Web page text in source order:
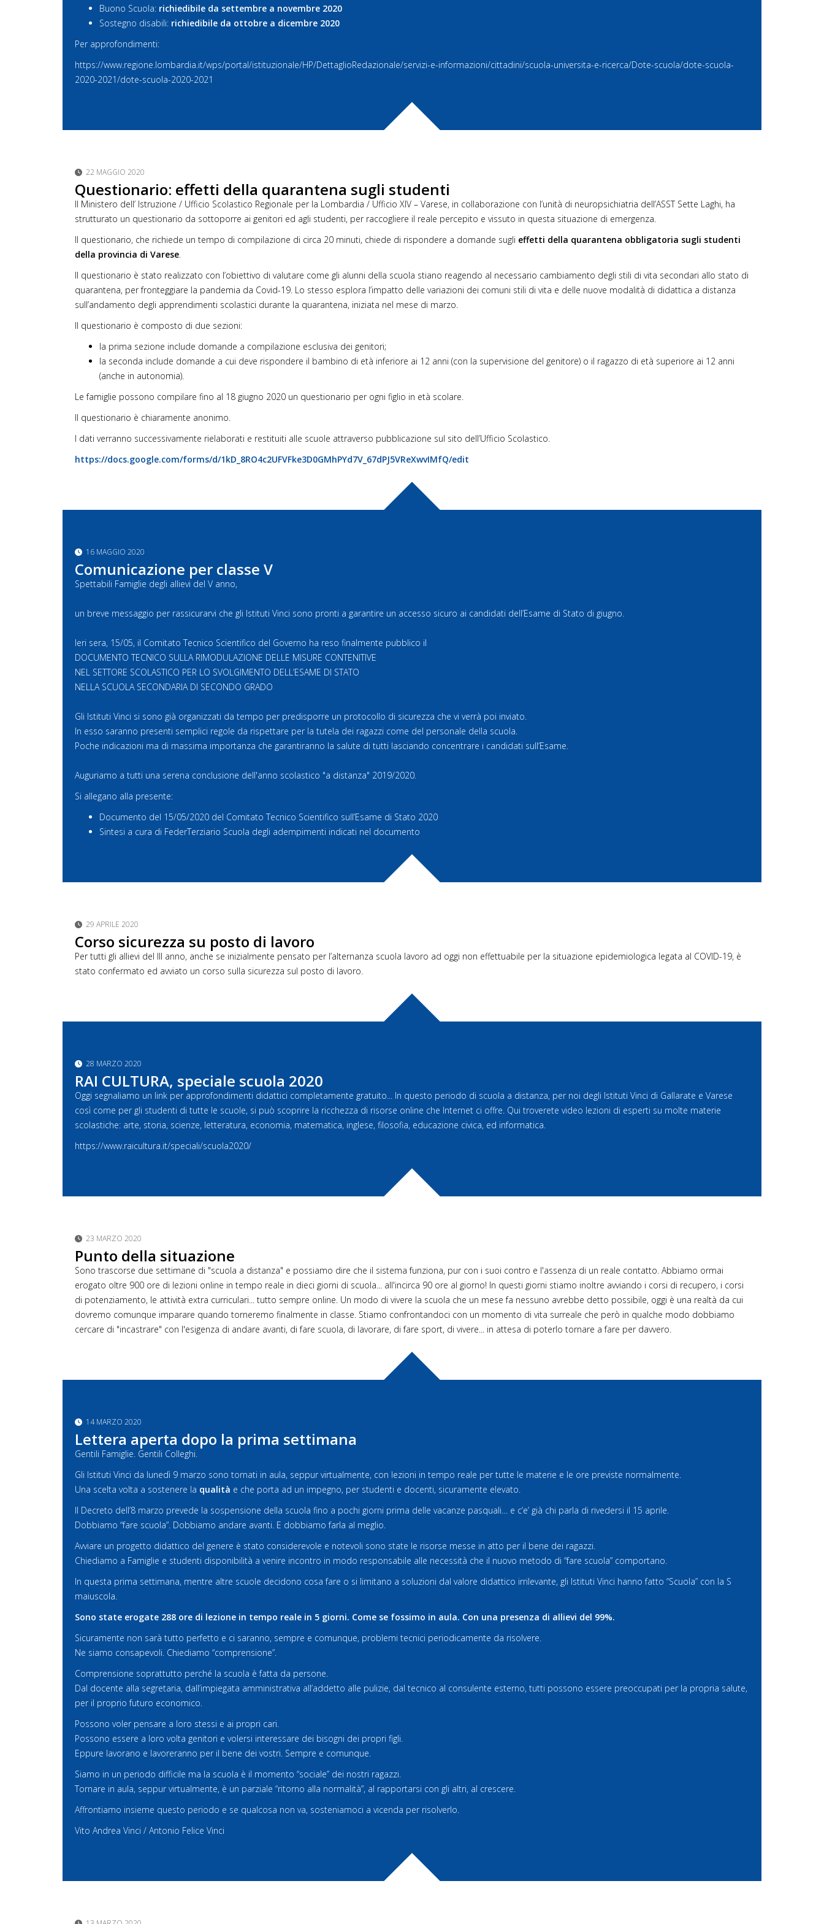
Buono Scuola: richiedibile da settembre a novembre 2020
Sostegno disabili: richiedibile da ottobre a dicembre 2020
Per approfondimenti:
https://www.regione.lombardia.it/wps/portal/istituzionale/HP/DettaglioRedazionale/servizi-e-informazioni/cittadini/scuola-universita-e-ricerca/Dote-scuola/dote-scuola-
2020-2021/dote-scuola-2020-2021
22 MAGGIO 2020
Questionario: effetti della quarantena sugli studenti
Il Ministero dell’ Istruzione / Ufficio Scolastico Regionale per la Lombardia / Ufficio XIV – Varese, in collaborazione con l’unità di neuropsichiatria dell’ASST Sette Laghi, ha
strutturato un questionario da sottoporre ai genitori ed agli studenti, per raccogliere il reale percepito e vissuto in questa situazione di emergenza.
Il questionario, che richiede un tempo di compilazione di circa 20 minuti, chiede di rispondere a domande sugli effetti della quarantena obbligatoria sugli studenti
della provincia di Varese.
Il questionario è stato realizzato con l’obiettivo di valutare come gli alunni della scuola stiano reagendo al necessario cambiamento degli stili di vita secondari allo stato di
quarantena, per fronteggiare la pandemia da Covid-19. Lo stesso esplora l’impatto delle variazioni dei comuni stili di vita e delle nuove modalità di didattica a distanza
sull’andamento degli apprendimenti scolastici durante la quarantena, iniziata nel mese di marzo.
Il questionario è composto di due sezioni:
la prima sezione include domande a compilazione esclusiva dei genitori;
la seconda include domande a cui deve rispondere il bambino di età inferiore ai 12 anni (con la supervisione del genitore) o il ragazzo di età superiore ai 12 anni
(anche in autonomia).
Le famiglie possono compilare fino al 18 giugno 2020 un questionario per ogni figlio in età scolare.
Il questionario è chiaramente anonimo.
I dati verranno successivamente rielaborati e restituiti alle scuole attraverso pubblicazione sul sito dell’Ufficio Scolastico.
https://docs.google.com/forms/d/1kD_8RO4c2UFVFke3D0GMhPYd7V_ 67dPJ5VReXwvIMfQ/edit
16 MAGGIO 2020
Comunicazione per classe V
Spettabili Famiglie degli allievi del V anno,
un breve messaggio per rassicurarvi che gli Istituti Vinci sono pronti a garantire un accesso sicuro ai candidati dell’Esame di Stato di giugno.
Ieri sera, 15/05, il Comitato Tecnico Scientifico del Governo ha reso finalmente pubblico il
DOCUMENTO TECNICO SULLA RIMODULAZIONE DELLE MISURE CONTENITIVE
NEL SETTORE SCOLASTICO PER LO SVOLGIMENTO DELL’ESAME DI STATO
NELLA SCUOLA SECONDARIA DI SECONDO GRADO
Gli Istituti Vinci si sono già organizzati da tempo per predisporre un protocollo di sicurezza che vi verrà poi inviato.
In esso saranno presenti semplici regole da rispettare per la tutela dei ragazzi come del personale della scuola.
Poche indicazioni ma di massima importanza che garantiranno la salute di tutti lasciando concentrare i candidati sull’Esame.
Auguriamo a tutti una serena conclusione dell'anno scolastico "a distanza" 2019/2020.
Si allegano alla presente:
Documento del 15/05/2020 del Comitato Tecnico Scientifico sull’Esame di Stato 2020
Sintesi a cura di FederTerziario Scuola degli adempimenti indicati nel documento
29 APRILE 2020
Corso sicurezza su posto di lavoro
Per tutti gli allievi del III anno, anche se inizialmente pensato per l’alternanza scuola lavoro ad oggi non effettuabile per la situazione epidemiologica legata al COVID-19, è
stato confermato ed avviato un corso sulla sicurezza sul posto di lavoro.
28 MARZO 2020
RAI CULTURA, speciale scuola 2020
Oggi segnaliamo un link per approfondimenti didattici completamente gratuito... In questo periodo di scuola a distanza, per noi degli Istituti Vinci di Gallarate e Varese
così come per gli studenti di tutte le scuole, si può scoprire la ricchezza di risorse online che Internet ci offre. Qui troverete video lezioni di esperti su molte materie
scolastiche: arte, storia, scienze, letteratura, economia, matematica, inglese, filosofia, educazione civica, ed informatica.
https://www.raicultura.it/speciali/scuola2020/
23 MARZO 2020
Punto della situazione
Sono trascorse due settimane di "scuola a distanza" e possiamo dire che il sistema funziona, pur con i suoi contro e l'assenza di un reale contatto. Abbiamo ormai
erogato oltre 900 ore di lezioni online in tempo reale in dieci giorni di scuola... all'incirca 90 ore al giorno! In questi giorni stiamo inoltre avviando i corsi di recupero, i corsi
di potenziamento, le attività extra curriculari... tutto sempre online. Un modo di vivere la scuola che un mese fa nessuno avrebbe detto possibile, oggi è una realtà da cui
dovremo comunque imparare quando torneremo finalmente in classe. Stiamo confrontandoci con un momento di vita surreale che però in qualche modo dobbiamo
cercare di "incastrare" con l'esigenza di andare avanti, di fare scuola, di lavorare, di fare sport, di vivere... in attesa di poterlo tornare a fare per davvero.
14 MARZO 2020
Lettera aperta dopo la prima settimana
Gentili Famiglie. Gentili Colleghi.
Gli Istituti Vinci da lunedì 9 marzo sono tornati in aula, seppur virtualmente, con lezioni in tempo reale per tutte le materie e le ore previste normalmente.
Una scelta volta a sostenere la qualità e che porta ad un impegno, per studenti e docenti, sicuramente elevato.
Il Decreto dell’8 marzo prevede la sospensione della scuola fino a pochi giorni prima delle vacanze pasquali… e c’e’ già chi parla di rivedersi il 15 aprile.
Dobbiamo “fare scuola”. Dobbiamo andare avanti. E dobbiamo farla al meglio.
Avviare un progetto didattico del genere è stato considerevole e notevoli sono state le risorse messe in atto per il bene dei ragazzi.
Chiediamo a Famiglie e studenti disponibilità a venire incontro in modo responsabile alle necessità che il nuovo metodo di “fare scuola” comportano.
In questa prima settimana, mentre altre scuole decidono cosa fare o si limitano a soluzioni dal valore didattico irrilevante, gli Istituti Vinci hanno fatto “Scuola” con la S
maiuscola.
Sono state erogate 288 ore di lezione in tempo reale in 5 giorni. Come se fossimo in aula. Con una presenza di allievi del 99%.
Sicuramente non sarà tutto perfetto e ci saranno, sempre e comunque, problemi tecnici periodicamente da risolvere.
Ne siamo consapevoli. Chiediamo “comprensione”.
Comprensione soprattutto perché la scuola è fatta da persone.
Dal docente alla segretaria, dall’impiegata amministrativa all’addetto alle pulizie, dal tecnico al consulente esterno, tutti possono essere preoccupati per la propria salute,
per il proprio futuro economico.
Possono voler pensare a loro stessi e ai propri cari.
Possono essere a loro volta genitori e volersi interessare dei bisogni dei propri figli.
Eppure lavorano e lavoreranno per il bene dei vostri. Sempre e comunque.
Siamo in un periodo difficile ma la scuola è il momento “sociale” dei nostri ragazzi.
Tornare in aula, seppur virtualmente, è un parziale “ritorno alla normalità”, al rapportarsi con gli altri, al crescere.
Affrontiamo insieme questo periodo e se qualcosa non va, sosteniamoci a vicenda per risolverlo.
Vito Andrea Vinci / Antonio Felice Vinci